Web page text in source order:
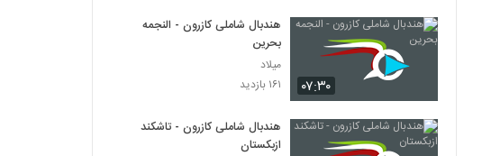
۰۷:۳۰
هندبال شاملی کازرون - النجمه
بحرین
میلاد
۱۶۱ بازدید
هندبال شاملی کازرون - تاشکند
ازبکستان